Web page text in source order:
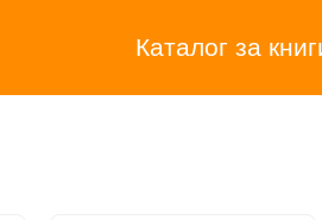
Каталог за